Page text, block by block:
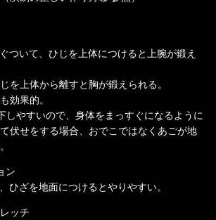
ついて、ひじを上体につけると上腕が鍛え
を上体から離すと胸が鍛えられる。
効果的。
しやすいので、身体をまっすぐになるように
伏せをする場合、おでこではなくあごが地
ン
ひざを地面につけるとやりやすい。
ッチ